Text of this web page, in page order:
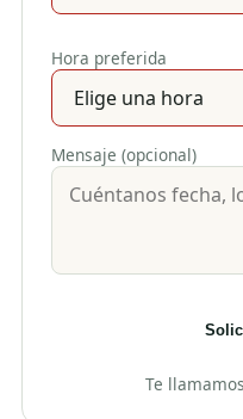
Hora preferida
Mensaje (opcional)
Te